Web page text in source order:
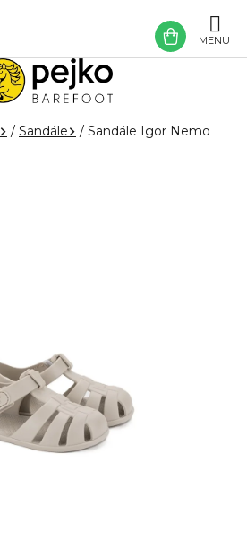
/ Sandále / Sandále Igor Nemo